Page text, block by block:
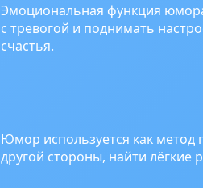
Эмоциональная функция
с тревогой и поднимать
счастья.
Юмор используется как метод
другой стороны, найти лёгкие